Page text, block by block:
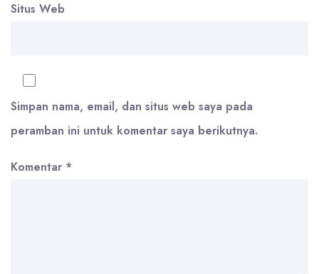
Situs Web
Simpan nama, email, dan situs web saya pada
peramban ini untuk komentar saya berikutnya.
Komentar *